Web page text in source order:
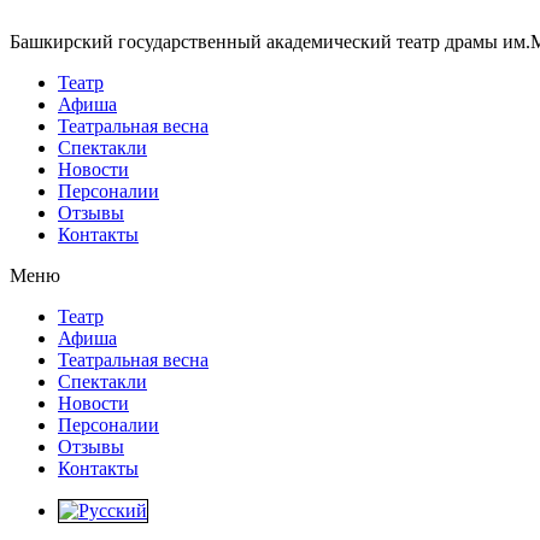
Башкирский государственный академический театр драмы
Театр
Афиша
Театральная весна
Спектакли
Новости
Персоналии
Отзывы
Контакты
Меню
Театр
Афиша
Театральная весна
Спектакли
Новости
Персоналии
Отзывы
Контакты